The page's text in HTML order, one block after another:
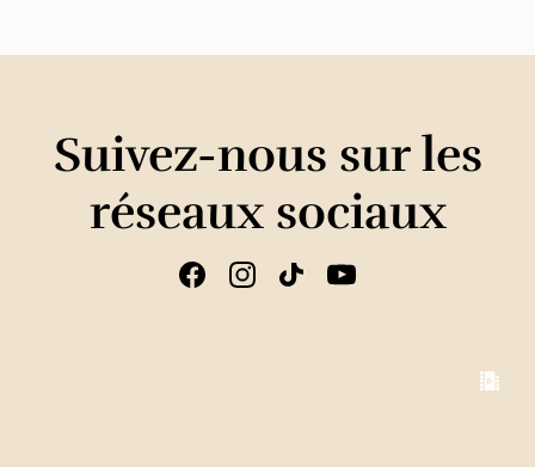
Suivez-nous sur les
réseaux sociaux